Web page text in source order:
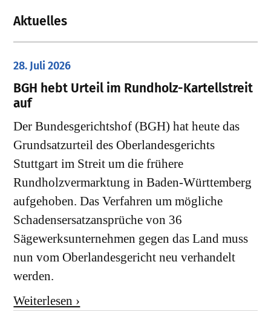
Aktuelles
28. Juli 2026
​BGH hebt Urteil im Rundholz-Kartellstreit
auf
Der Bundesgerichtshof (BGH) hat heute das
Grundsatzurteil des Oberlandesgerichts
Stuttgart im Streit um die frühere
Rundholzvermarktung in Baden-Württemberg
aufgehoben. Das Verfahren um mögliche
Schadensersatzansprüche von 36
Sägewerksunternehmen gegen das Land muss
nun vom Oberlandesgericht neu verhandelt
werden.
Weiterlesen ›